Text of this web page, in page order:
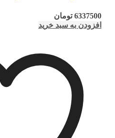
6337500 تومان
افزودن به سبد خرید